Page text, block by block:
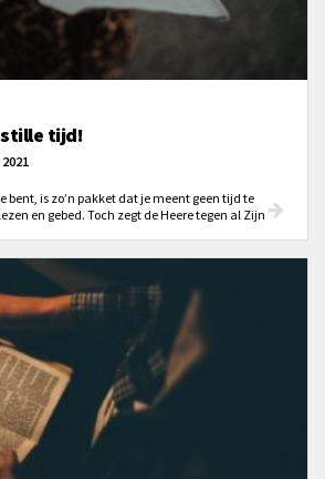
stille tijd!
bent, is zo’n pakket dat je meent geen tijd te
en gebed. Toch zegt de Heere tegen al Zijn